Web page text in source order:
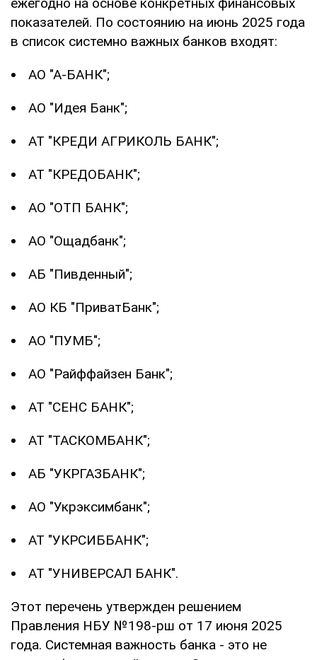
показателей. По состоянию на июнь 2025 года
в список системно важных банков входят:
АО "А-БАНК";
АО "Идея Банк";
АТ "КРЕДИ АГРИКОЛЬ БАНК";
АТ "КРЕДОБАНК";
АО "ОТП БАНК";
АО "Ощадбанк";
АБ "Пивденный";
АО КБ "ПриватБанк";
АО "ПУМБ";
АО "Райффайзен Банк";
АТ "СЕНС БАНК";
АТ "ТАСКОМБАНК";
АБ "УКРГАЗБАНК";
АО "Укрэксимбанк";
АТ "УКРСИББАНК";
АТ "УНИВЕРСАЛ БАНК".
Этот перечень утвержден решением
Правления НБУ №198-рш от 17 июня 2025
года. Системная важность банка - это не